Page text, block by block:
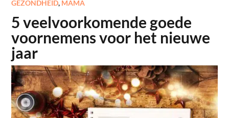
GEZONDHEID, MAMA
5 veelvoorkomende goede
voornemens voor het nieuwe
jaar